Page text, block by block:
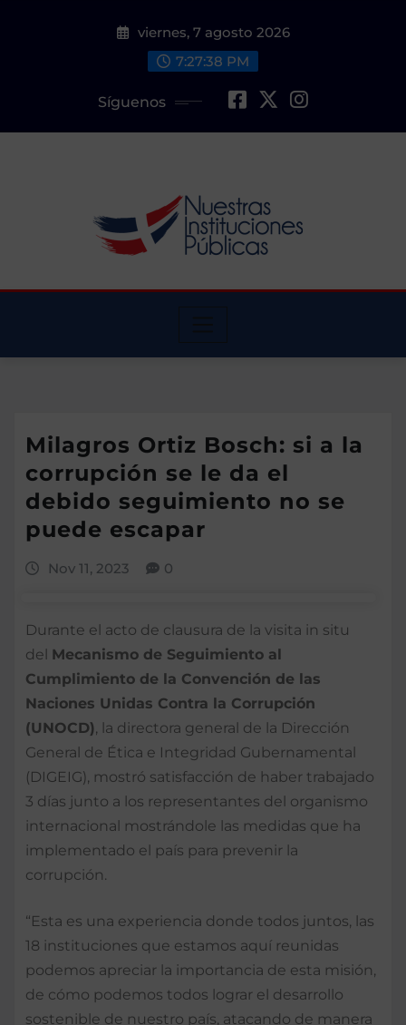
viernes, 7 agosto 2026
7:27:39 PM
Síguenos
Milagros Ortiz Bosch: si a la
corrupción se le da el
debido seguimiento no se
puede escapar
Nov 11, 2023 0
Durante el acto de clausura de la visita in situ
del Mecanismo de Seguimiento al
Cumplimiento de la Convención de las
Naciones Unidas Contra la Corrupción
(UNOCD), la directora general de la Dirección
General de Ética e Integridad Gubernamental
(DIGEIG), mostró satisfacción de haber trabajado
3 días junto a los representantes del organismo
internacional mostrándole las medidas que ha
implementado el país para prevenir la
corrupción.
“Esta es una experiencia donde todos juntos, las
18 instituciones que estamos aquí reunidas
podemos apreciar la importancia de esta misión,
de cómo podemos todos lograr el desarrollo
sostenible de nuestro país, atacando de manera